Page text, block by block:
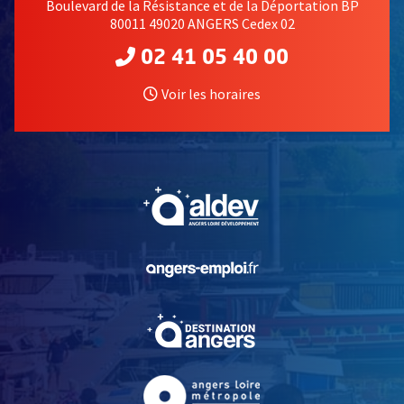
Boulevard de la Résistance et de la Déportation BP
80011 49020 ANGERS Cedex 02
02 41 05 40 00
Voir les horaires
, Ouvre une nouvelle
, Ouvre une nouvelle